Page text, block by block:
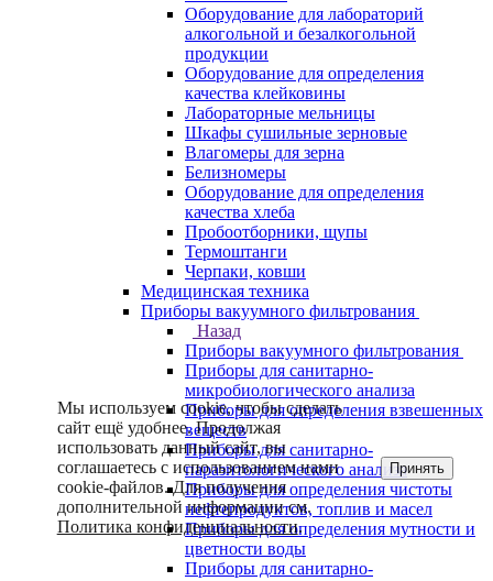
Оборудование для лабораторий
алкогольной и безалкогольной
продукции
Оборудование для определения
качества клейковины
Лабораторные мельницы
Шкафы сушильные зерновые
Влагомеры для зерна
Белизномеры
Оборудование для определения
качества хлеба
Пробоотборники, щупы
Термоштанги
Черпаки, ковши
Медицинская техника
Приборы вакуумного фильтрования
Назад
Приборы вакуумного фильтрования
Приборы для санитарно-
микробиологического анализа
Приборы для определения взвешенных
веществ
Приборы для санитарно-
паразитологического анализа
Приборы для определения чистоты
нефтепродуктов, топлив и масел
Приборы для определения мутности и
цветности воды
Приборы для санитарно-
Мы используем cookie, чтобы сделать
сайт ещё удобнее. Продолжая
использовать данный сайт, вы
соглашаетесь с использованием нами
cookie-файлов. Для получения
дополнительной информации см.
Политика конфиденциальности.
Принять